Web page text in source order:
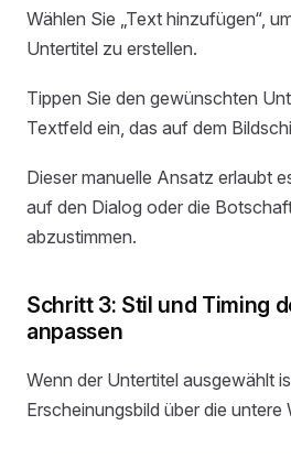
Wählen Sie „Text hinzufügen“,
Untertitel zu erstellen.
Tippen Sie den gewünschten
Textfeld ein, das auf dem
Dieser manuelle Ansatz erlaubt
auf den Dialog oder die
abzustimmen.
Schritt 3: Stil und Timing
anpassen
Wenn der Untertitel ausgewählt
Erscheinungsbild über die untere